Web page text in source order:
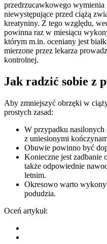
przedrzucawkowego wymienia
niewystępujące przed ciążą
kreatyniny. Z tego względu,
powinna raz w miesiącu
którym m.in. oceniany jest
mierzone przez lekarza
kontrolnej.
Jak radzić sobie z
Aby zmniejszyć obrzęki w
prostych zasad:
W przypadku
z uniesionymi
Obuwie powinno być
Konieczne jest zadbanie
także odpowiednie
letnim.
Okresowo warto
podudzia.
Oceń artykuł: